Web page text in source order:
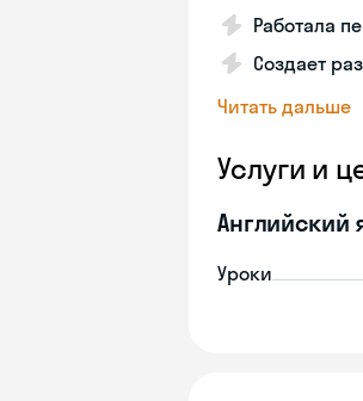
Работала
Создает
Читать дальше
Услуги и
Английский
Уроки